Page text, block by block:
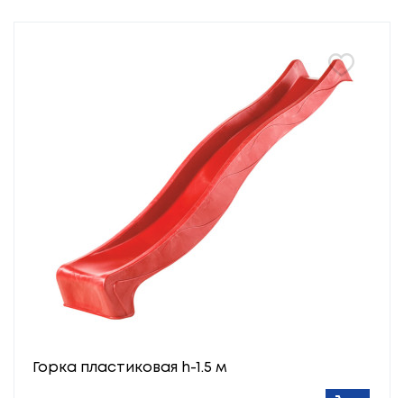
Горка пластиковая h-1.5 м